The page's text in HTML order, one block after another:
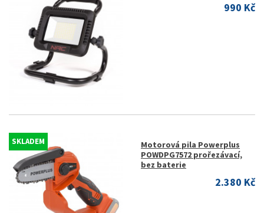
990 Kč
SKLADEM
Motorová pila Powerplus
POWDPG7572 prořezávací,
bez baterie
2.380 Kč